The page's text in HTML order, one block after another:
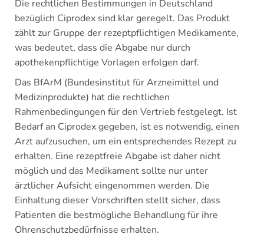
Die rechtlichen Bestimmungen in Deutschland
bezüglich Ciprodex sind klar geregelt. Das Produkt
zählt zur Gruppe der rezeptpflichtigen Medikamente,
was bedeutet, dass die Abgabe nur durch
apothekenpflichtige Vorlagen erfolgen darf.
Das BfArM (Bundesinstitut für Arzneimittel und
Medizinprodukte) hat die rechtlichen
Rahmenbedingungen für den Vertrieb festgelegt. Ist
Bedarf an Ciprodex gegeben, ist es notwendig, einen
Arzt aufzusuchen, um ein entsprechendes Rezept zu
erhalten. Eine rezeptfreie Abgabe ist daher nicht
möglich und das Medikament sollte nur unter
ärztlicher Aufsicht eingenommen werden. Die
Einhaltung dieser Vorschriften stellt sicher, dass
Patienten die bestmögliche Behandlung für ihre
Ohrenschutzbedürfnisse erhalten.